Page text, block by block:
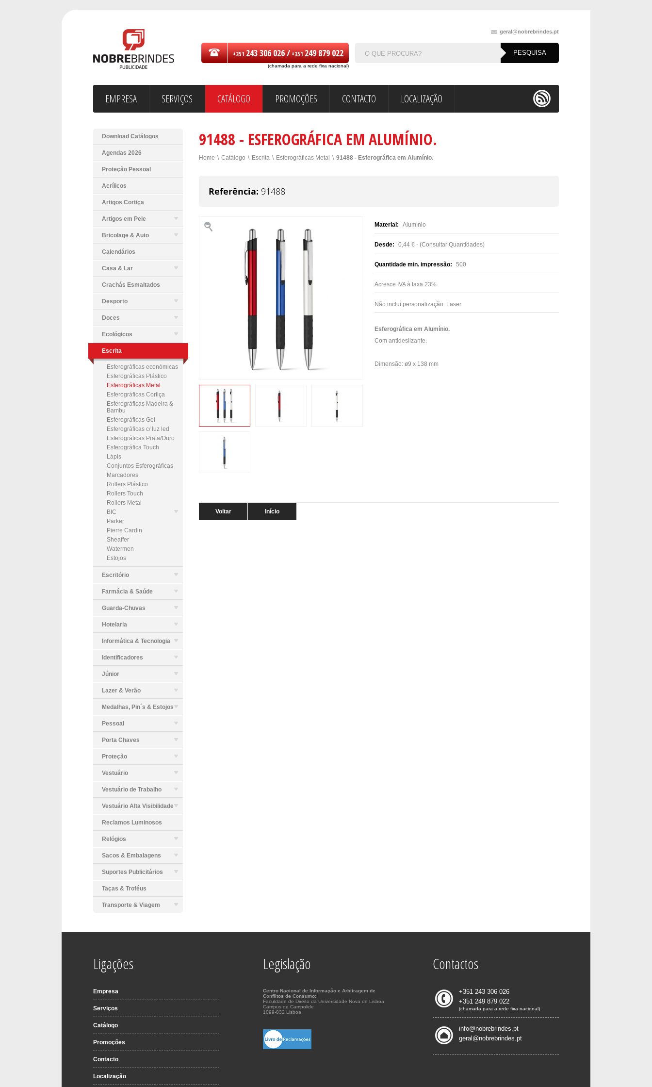
geral@nobrebrindes.pt
+351243 306 026 /+351249 879 022
(chamada para a rede fixa nacional)
EMPRESA SERVIÇOS CATÁLOGO PROMOÇÕES CONTACTO LOCALIZAÇÃO
Download Catálogos
Agendas 2026
Proteção Pessoal
Acrílicos
Artigos Cortiça
Artigos em Pele
Bricolage & Auto
Calendários
Casa & Lar
Crachás Esmaltados
Desporto
Doces
Ecológicos
Escrita
Esferográficas económicas
Esferográficas Plástico
Esferográficas Metal
Esferográficas Cortiça
Esferográficas Madeira &
Bambu
Esferográficas Gel
Esferográficas c/ luz led
Esferográficas Prata/Ouro
Esferográfica Touch
Lápis
Conjuntos Esferográficas
Marcadores
Rollers Plástico
Rollers Touch
Rollers Metal
BIC
Parker
Pierre Cardin
Sheaffer
Watermen
Estojos
Escritório
Farmácia & Saúde
Guarda-Chuvas
Hotelaria
Informática & Tecnologia
Identificadores
Júnior
Lazer & Verão
Medalhas, Pin´s & Estojos
Pessoal
Porta Chaves
Proteção
Vestuário
Vestuário de Trabalho
Vestuário Alta Visibilidade
Reclamos Luminosos
Relógios
Sacos & Embalagens
Suportes Publicitários
Taças & Troféus
Transporte & Viagem
91488 - ESFEROGRÁFICA EM ALUMÍNIO.
Home \ Catálogo \ Escrita \ Esferográficas Metal \ 91488 - Esferográfica em Alumínio.
Referência: 91488
Material: Alumínio
Desde: 0,44 € - (Consultar Quantidades)
Quantidade min. impressão: 500
Acresce IVA à taxa 23%
Não inclui personalização: Laser
Esferográfica em Alumínio.
Com antideslizante.
Dimensão: ø9 x 138 mm
Voltar Início
Ligações
Empresa
Serviços
Catálogo
Promoções
Contacto
Localização
Legislação
Centro Nacional de Informação e Arbitragem de
Conflitos de Consumo:
Faculdade de Direito da Universidade Nova de Lisboa
Campus de Campolide
1099-032 Lisboa
Contactos
+351 243 306 026
+351 249 879 022
(chamada para a rede fixa nacional)
info@nobrebrindes.pt
geral@nobrebrindes.pt